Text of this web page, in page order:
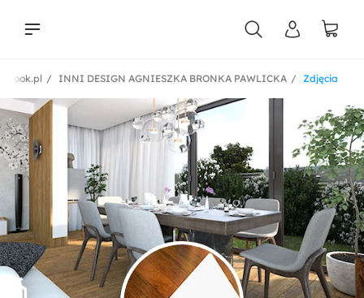
Zdjęcia
INNI DESIGN AGNIESZKA BRONKA PAWLICKA